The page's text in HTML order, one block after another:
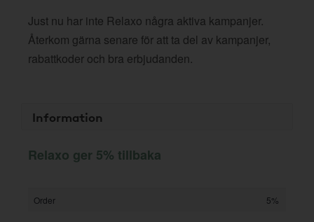
Just nu har inte Relaxo några aktiva kampanjer.
Återkom gärna senare för att ta del av kampanjer,
rabattkoder och bra erbjudanden.
Information
Relaxo ger 5% tillbaka
Order 5%